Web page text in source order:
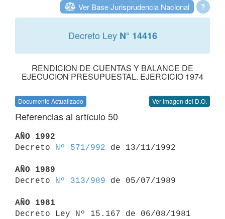
?
Ver Base Jurisprudencia Nacional
Decreto Ley N° 14416
RENDICION DE CUENTAS Y BALANCE DE
EJECUCION PRESUPUESTAL. EJERCICIO 1974
Documento Actualizado Ver Imagen del D.O.
Referencias al artículo 50
AÑO 1992
Decreto
Nº 571/992 de 13/11/1992
AÑO 1989
Decreto
Nº 313/989 de 05/07/1989
AÑO 1981
Decreto Ley Nº 15.167 de 06/08/1981